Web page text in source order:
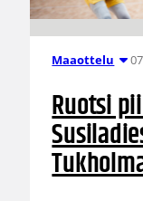
Maaottelu
Ruotsi